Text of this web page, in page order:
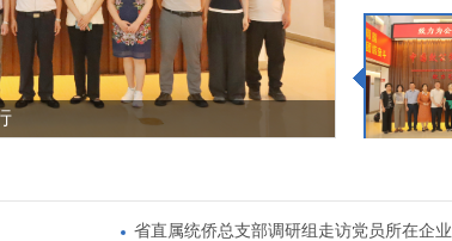
省直属统侨总支部调研组走访党员所在企业